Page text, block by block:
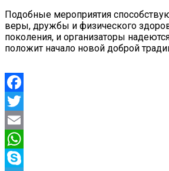
Подобные мероприятия
веры, дружбы и физического
поколения, и организаторы
положит начало новой доброй
Facebook
Twitter
Email
WhatsApp